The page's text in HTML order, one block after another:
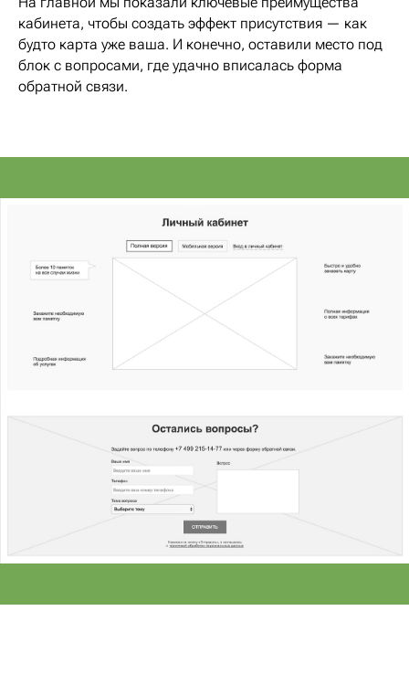
кабинета, чтобы создать эффект присутствия — как
будто карта уже ваша. И конечно, оставили место под
блок с вопросами, где удачно вписалась форма
обратной связи.